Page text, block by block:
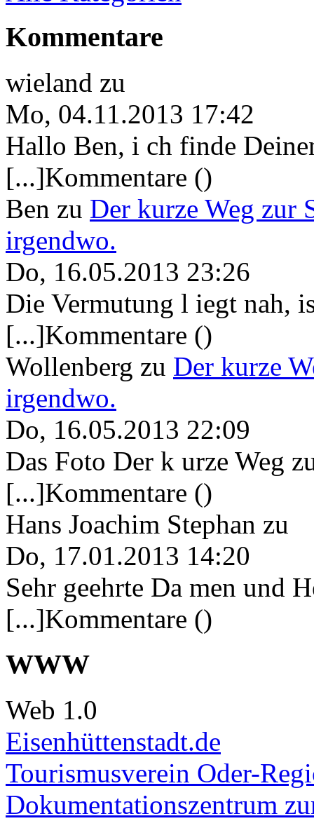
Kommentare
wieland zu
Mo, 04.11.2013 17:42
Hallo Ben, i ch finde
[...]Kommentare ()
Ben zu Der kurze Weg zur
irgendwo.
Do, 16.05.2013 23:26
Die Vermutung l iegt nah,
[...]Kommentare ()
Wollenberg zu Der kurze
irgendwo.
Do, 16.05.2013 22:09
Das Foto Der k urze Weg
[...]Kommentare ()
Hans Joachim Stephan zu
Do, 17.01.2013 14:20
Sehr geehrte Da men und
[...]Kommentare ()
WWW
Web 1.0
Eisenhüttenstadt.de
Tourismusverein Oder-
Dokumentationszentrum